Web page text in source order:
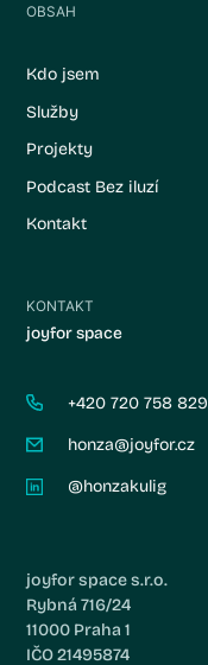
OBSAH
Kdo jsem
Služby
Projekty
Podcast Bez iluzí
Kontakt
KONTAKT
joyfor space
+420 720 758 829
honza@joyfor.cz
@honzakulig
joyfor space s.r.o.
Rybná 716/24
11000 Praha 1
IČO 21495874